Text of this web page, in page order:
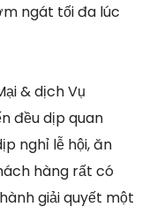
ngát tối đa lúc
& dịch Vụ
đều dịp quan
nghỉ lễ hội, ăn
hàng rất có
giải quyết một